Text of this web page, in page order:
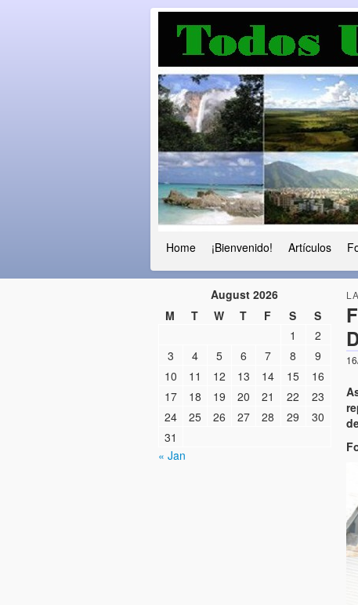
Luchando por
Fuera el chavismo, la peor peste
Home ¡Bienvenido! Artículos
August 2026
M
T W T F S
S
1
2
3
4 5 6 7 8
9
10
11 12 13 14 15
16
17
18 19 20 21 22
23
24
25 26 27 28 29
30
31
« Jan